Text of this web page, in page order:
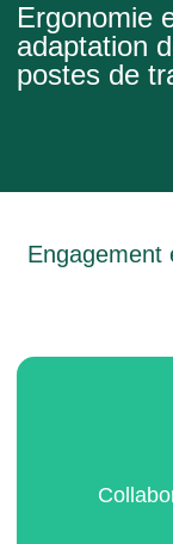
Ergonomie
adaptation
postes de
Engagement